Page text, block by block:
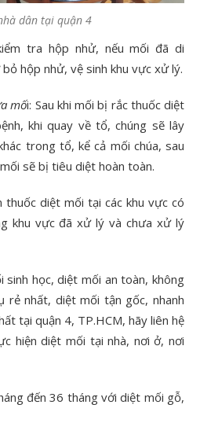
dân tại quận 4
tra hộp nhử, nếu mối đã di
hộp nhử, vệ sinh khu vực xử lý.
mối: Sau khi mối bị rắc thuốc diệt
khi quay về tổ, chúng sẽ lây
trong tổ, kể cả mối chúa, sau
sẽ bị tiêu diệt hoàn toàn.
thuốc diệt mối tại các khu vực có
khu vực đã xử lý và chưa xử lý
học, diệt mối an toàn, không
rẻ nhất, diệt mối tận gốc, nhanh
tại quận 4, TP.HCM, hãy liên hệ
hiện diệt mối tại nhà, nơi ở, nơi
đến 36 tháng với diệt mối gỗ,